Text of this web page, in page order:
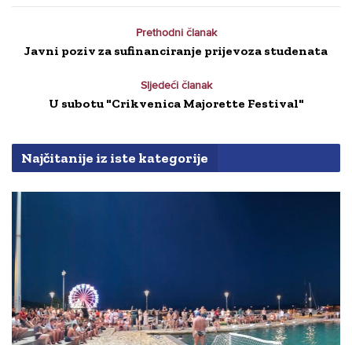
Prethodni članak
Javni poziv za sufinanciranje prijevoza studenata
Sljedeći članak
U subotu "Crikvenica Majorette Festival"
Najčitanije iz iste kategorije